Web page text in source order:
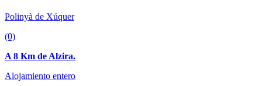
Polinyà de Xúquer
(0)
A 8 Km de Alzira.
Alojamiento entero